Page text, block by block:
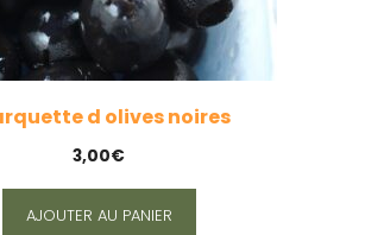
d olives noires
3,00€
AJOUTER AU PANIER